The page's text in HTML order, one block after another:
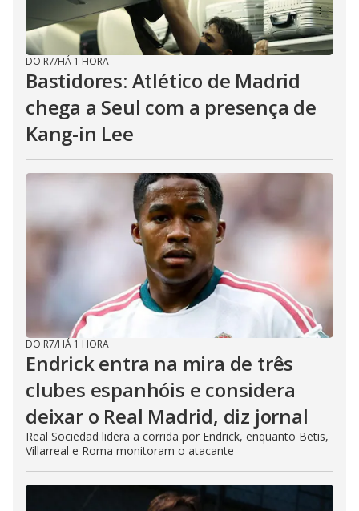
DO R7/HÁ 1 HORA
Bastidores: Atlético de Madrid
chega a Seul com a presença de
Kang-in Lee
DO R7/HÁ 1 HORA
Endrick entra na mira de três
clubes espanhóis e considera
deixar o Real Madrid, diz jornal
Real Sociedad lidera a corrida por Endrick, enquanto Betis,
Villarreal e Roma monitoram o atacante